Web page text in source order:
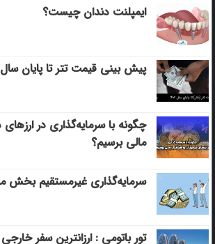
ایمپلنت دندان چیست؟
پیش بینی قیمت تتر تا پایان سال ۱۴۰۲
چگونه با سرمایه‌گذاری در ارزهای
مالی برسیم؟
سرمایه‌گذاری غیرمستقیم بخش
تور باتومی : ارزانترین سفر خارجی در